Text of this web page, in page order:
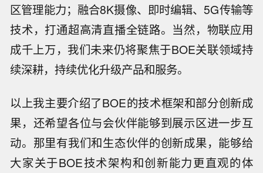
区管理能力；融合8K摄像、即时编辑、5G传输等
技术，打通超高清直播全链路。当然，物联应用
成千上万，我们未来仍将聚焦于BOE关联领域持
续深耕，持续优化升级产品和服务。
以上我主要介绍了BOE的技术框架和部分创新成
果，还希望各位与会伙伴能够到展示区进一步互
动。那里有我们和生态伙伴的创新成果，能够给
大家关于BOE技术架构和创新能力更直观的体